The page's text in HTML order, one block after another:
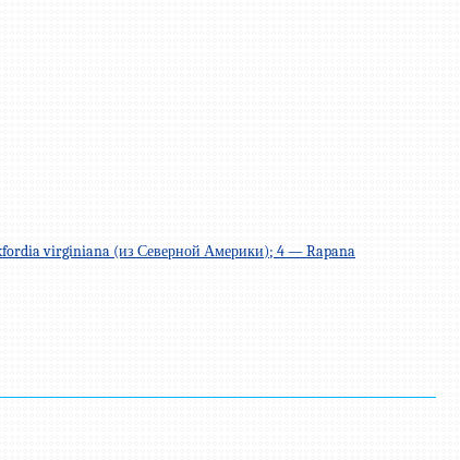
virginiana (из Северной Америки); 4 — Rapana